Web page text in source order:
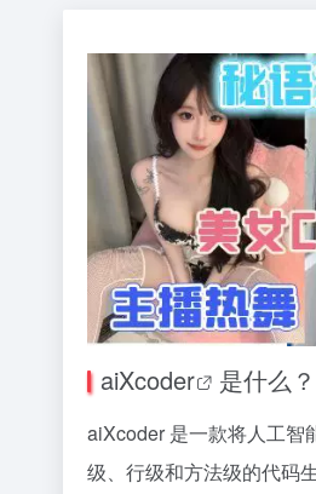
aiXcoder 是什么？
aiXcoder 是一款将人工智
级、行级和方法级的代码